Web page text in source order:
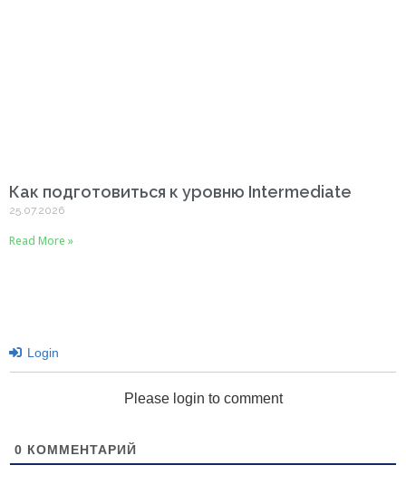
Как подготовиться к уровню Intermediate
25.07.2026
Read More »
Login
Please login to comment
0 КОММЕНТАРИЙ